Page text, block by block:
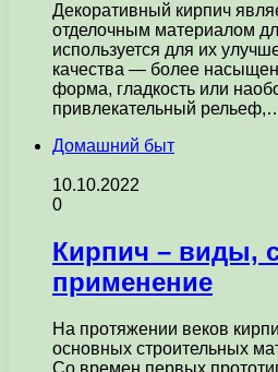
Декоративный кирпич
отделочным материалом
используется для их
качества — более
форма, гладкость или
привлекательный
Домашний быт
10.10.2022
0
Кирпич – виды,
применение
На протяжении веков
основных строительных